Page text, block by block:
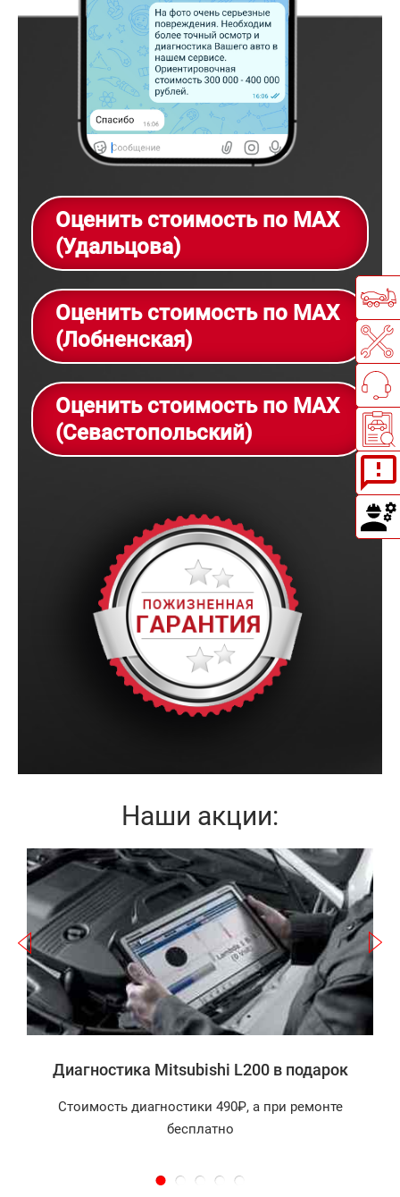
Оценить стоимость по MAX
(Удальцова)
Оценить стоимость по MAX
(Лобненская)
Оценить стоимость по MAX
(Севастопольский)
Наши акции:
Записаться
Диагностика Mitsubishi L200 в подарок
Стоимость диагностики 490₽, а при ремонте
бесплатно